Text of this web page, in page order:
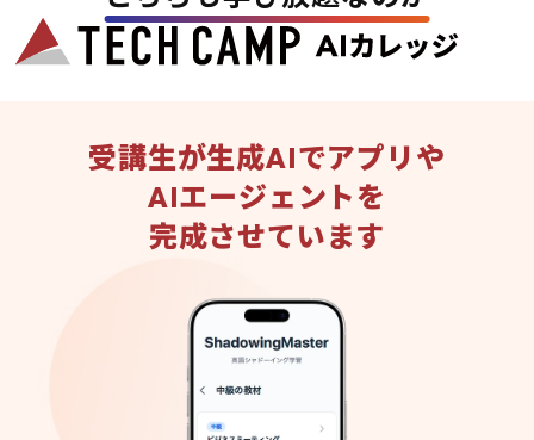
受講生が生成AIでアプリや
AIエージェントを
完成させています